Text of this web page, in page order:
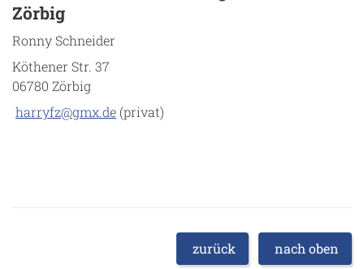
Zörbig
Ronny Schneider
Köthener Str. 37
06780 Zörbig
harryfz@gmx.de (privat)
zurück nach oben